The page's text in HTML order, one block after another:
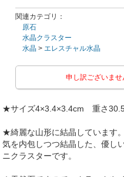
関連カテゴリ：
原石
水晶クラスター
水晶 >エレスチャル水晶
申し訳ございませ
★サイズ4×3.4×3.4cm 重さ
★綺麗な山形に結晶しています
気を内包しつつ結晶した、優し
ニクラスターです。